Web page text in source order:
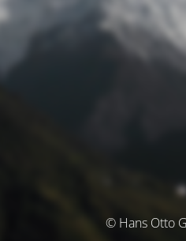
© Hans Otto